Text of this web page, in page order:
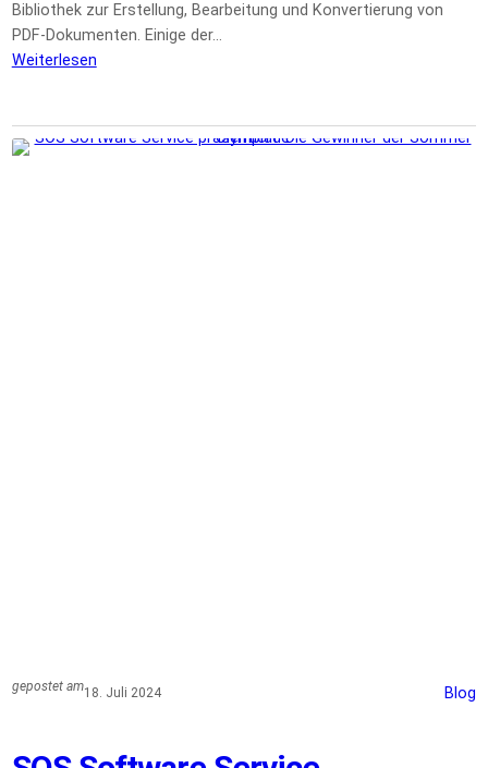
Bibliothek zur Erstellung, Bearbeitung und Konvertierung von
PDF-Dokumenten. Einige der…
Weiterlesen
gepostet am18. Juli 2024 Blog